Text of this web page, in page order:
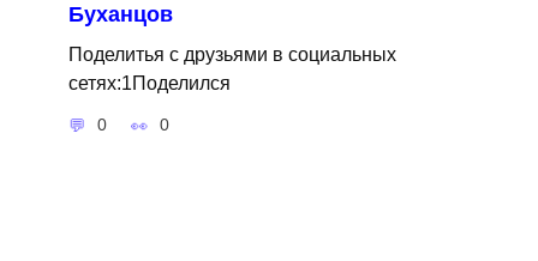
Буханцов
Поделитья с друзьями в социальных
сетях:1Поделился
0 0